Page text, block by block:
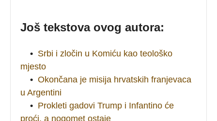
Još tekstova ovog autora:
• Srbi i zločin u Komiću kao teološko
mjesto
• Okončana je misija hrvatskih franjevaca
u Argentini
• Prokleti gadovi Trump i Infantino će
proći, a nogomet ostaje